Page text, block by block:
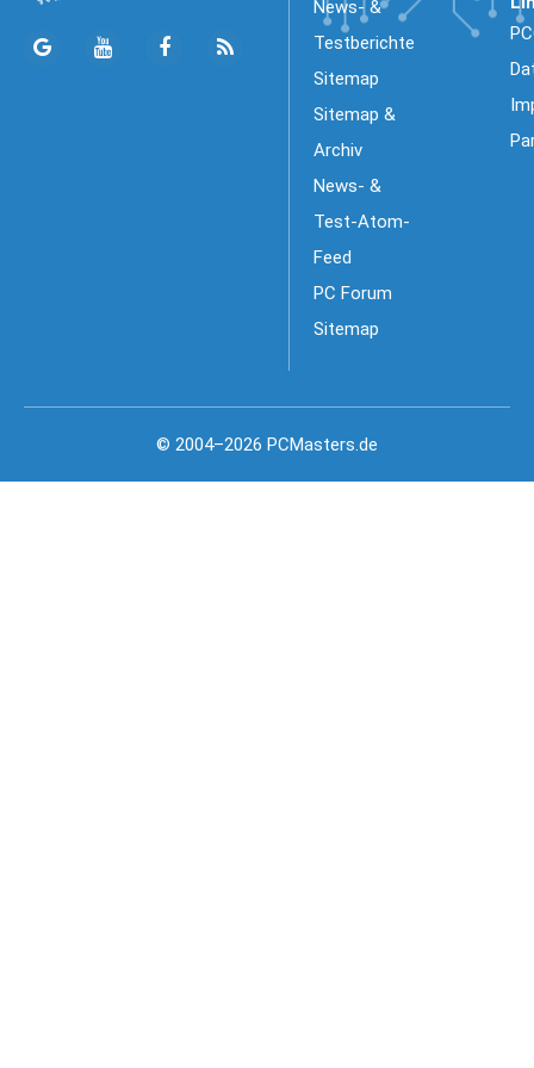
News- &
Testberichte
Sitemap
Sitemap &
Archiv
News- &
Test-Atom-
Feed
PC Forum
Sitemap
© 2004–2026 PCMasters.de